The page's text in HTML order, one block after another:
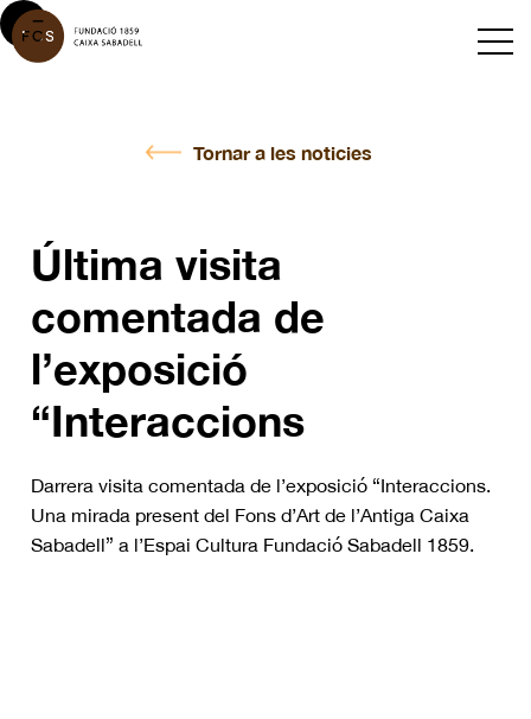
Tornar a les noticies
Última visita
comentada de
l’exposició
“Interaccions
Darrera visita comentada de l’exposició “Interaccions.
Una mirada present del Fons d’Art de l’Antiga Caixa
Sabadell” a l’Espai Cultura Fundació Sabadell 1859.